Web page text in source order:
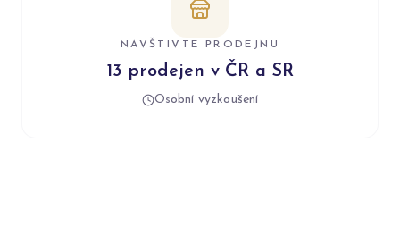
NAVŠTIVTE PRODEJNU
13 prodejen v ČR a SR
Osobní vyzkoušení